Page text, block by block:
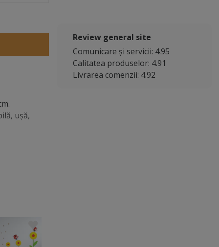
uşă,
Review general site
Comunicare și servicii: 4.95
Calitatea produselor: 4.91
Livrarea comenzii: 4.92